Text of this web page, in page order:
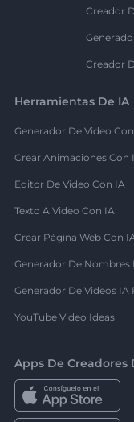
Creador
Creador
Herramientas De IA
Generador De Video
Crear Animaciones Con
Editor De Video Con IA
Texto A Video Con IA
Crear Página Web Con
Generador De Nombres
Generador De Videos IA
YouTube Video Ideas
Apps De Creadores